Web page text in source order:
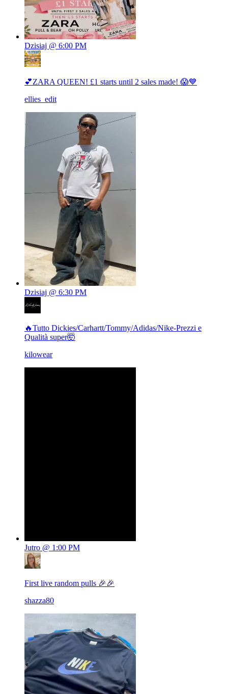
Dzisiaj @ 6:00 PM
💕ZARA QUEEN! £1 starts until 2 sales made! 😱💙
ellies_edit
Dzisiaj @ 6:30 PM
🔥Tutto Dickies/Carhartt/Tommy/Adidas/Nike-Prezzi e
Qualità super🤯
kilowear
Jutro @ 1:00 PM
First live random pulls 🎉🎉
shazza80